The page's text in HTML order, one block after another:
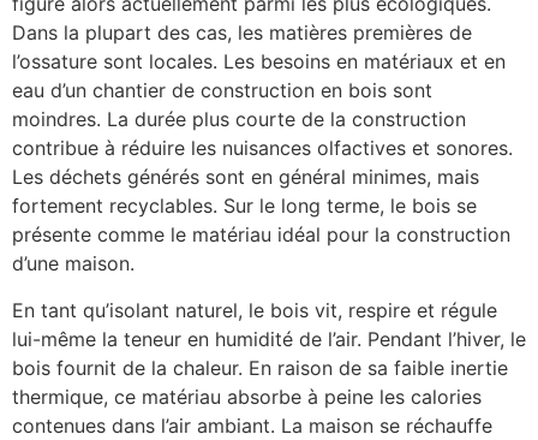
Dans la plupart des cas, les matières premières de
l’ossature sont locales. Les besoins en matériaux et en
eau d’un chantier de construction en bois sont
moindres. La durée plus courte de la construction
contribue à réduire les nuisances olfactives et sonores.
Les déchets générés sont en général minimes, mais
fortement recyclables. Sur le long terme, le bois se
présente comme le matériau idéal pour la construction
d’une maison.
En tant qu’isolant naturel, le bois vit, respire et régule
lui-même la teneur en humidité de l’air. Pendant l’hiver, le
bois fournit de la chaleur. En raison de sa faible inertie
thermique, ce matériau absorbe à peine les calories
contenues dans l’air ambiant. La maison se réchauffe